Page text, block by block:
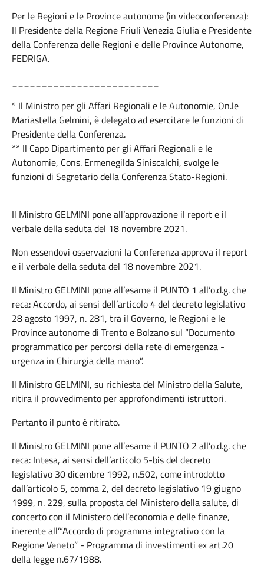
Per le Regioni e le Province autonome (in videoconferenza):
Il Presidente della Regione Friuli Venezia Giulia e Presidente
della Conferenza delle Regioni e delle Province Autonome,
FEDRIGA.
* Il Ministro per gli Affari Regionali e le Autonomie, On.le
Mariastella Gelmini, è delegato ad esercitare le funzioni di
Presidente della Conferenza.
** Il Capo Dipartimento per gli Affari Regionali e le
Autonomie, Cons. Ermenegilda Siniscalchi, svolge le
funzioni di Segretario della Conferenza Stato-Regioni.
Il Ministro GELMINI pone all’approvazione il report e il
verbale della seduta del 18 novembre 2021.
Non essendovi osservazioni la Conferenza approva il report
e il verbale della seduta del 18 novembre 2021.
Il Ministro GELMINI pone all’esame il PUNTO 1 all’o.d.g. che
reca: Accordo, ai sensi dell’articolo 4 del decreto legislativo
28 agosto 1997, n. 281, tra il Governo, le Regioni e le
Province autonome di Trento e Bolzano sul “Documento
programmatico per percorsi della rete di emergenza -
urgenza in Chirurgia della mano”.
Il Ministro GELMINI, su richiesta del Ministro della Salute,
ritira il provvedimento per approfondimenti istruttori.
Pertanto il punto è ritirato.
Il Ministro GELMINI pone all’esame il PUNTO 2 all’o.d.g. che
reca: Intesa, ai sensi dell’articolo 5-bis del decreto
legislativo 30 dicembre 1992, n.502, come introdotto
dall’articolo 5, comma 2, del decreto legislativo 19 giugno
1999, n. 229, sulla proposta del Ministero della salute, di
concerto con il Ministero dell’economia e delle finanze,
inerente all’“Accordo di programma integrativo con la
Regione Veneto” - Programma di investimenti ex art.20
della legge n.67/1988.